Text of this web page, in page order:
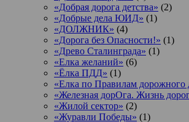
«Добрая дорога детства» (2)
«Добрые дела ЮИД» (1)
«ДОЛЖНИК» (4)
«Дорога без Опасности!» (1)
«Древо Сталинграда» (1)
«Елка желаний» (6)
«Ёлка ПДД» (1)
«Елка по Правилам дорожного
«Железная дорОга. Жизнь
«Жилой сектор» (2)
«Журавли Победы» (1)